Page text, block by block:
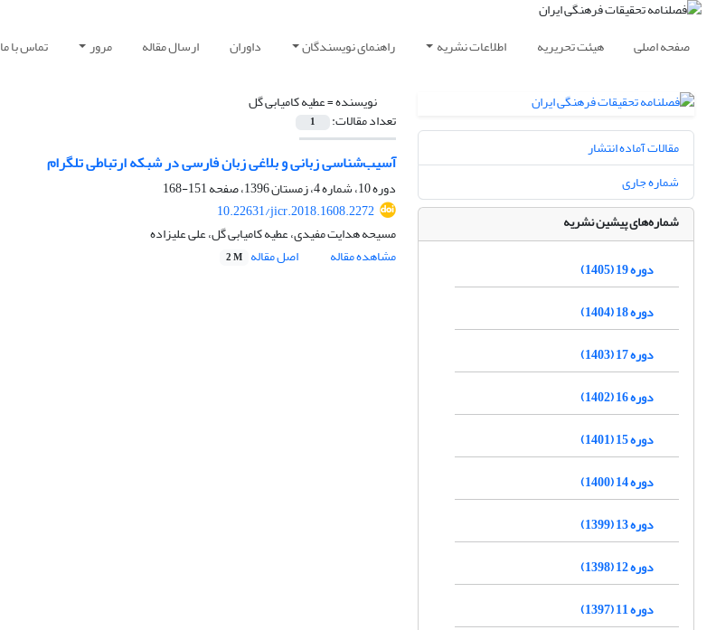
صفحه اصلی هیئت تحریریه اطلاعات نشریه راهنمای نویسندگان داوران ارسال مقاله مرور تماس با ما
نویسنده =عطیه کامیابی گل
تعداد مقالات: 1
آسیب‌شناسی زبانی و بلاغی زبان فارسی در شبکه ارتباطی تلگرام
دوره 10، شماره 4، زمستان 1396، صفحه
151-168
10.22631/jicr.2018.1608.2272
مسیحه هدایت مفیدی، عطیه کامیابی گل، علی علیزاده
مشاهده مقاله
اصل مقاله 2 M
مقالات آماده انتشار
شماره جاری
شماره‌های پیشین نشریه
دوره 19 (1405)
دوره 18 (1404)
دوره 17 (1403)
دوره 16 (1402)
دوره 15 (1401)
دوره 14 (1400)
دوره 13 (1399)
دوره 12 (1398)
دوره 11 (1397)